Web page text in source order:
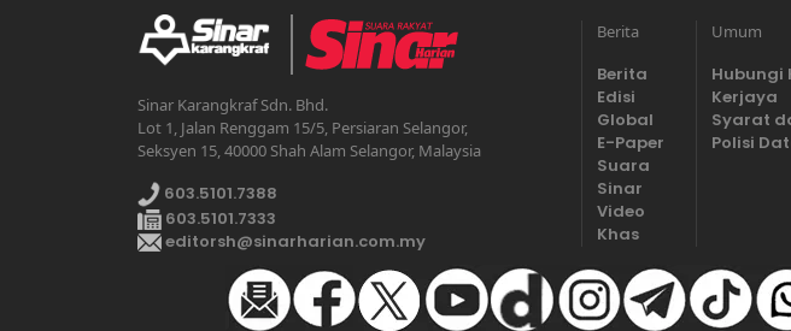
Sinar Karangkraf Sdn. Bhd.
Lot 1, Jalan Renggam 15/5, Persiaran Selangor,
Seksyen 15, 40000 Shah Alam Selangor, Malaysia
603.5101.7388
603.5101.7333
editorsh@sinarharian.com.my
Berita
Berita
Edisi
Global
E-Paper
Suara
Sinar
Video
Khas
Umum
Hubungi
Kerjaya
Syarat
Polisi